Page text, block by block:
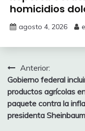
homicidios
agosto 4, 2026
Navegación
de
entradas
Anterior:
Gobierno federal
productos agrícolas
paquete contra la
presidenta Sheinbaum